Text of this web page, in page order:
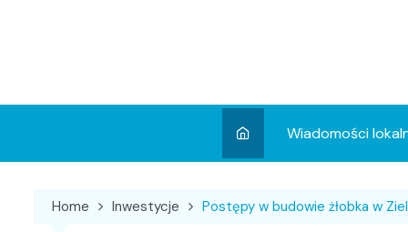
Wiadomości
Wydarzenia
Home Inwestycje Postępy w budowie żłobka w